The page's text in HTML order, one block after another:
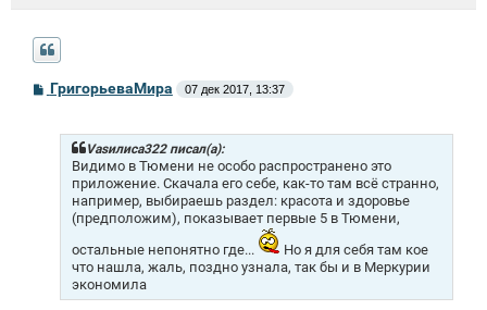
СГригорьеваМира 07 дек 2017, 13:37
Vasилиса322 писал(а):
Видимо в Тюмени не особо распространено это
приложение. Скачала его себе, как-то там всё странно,
например, выбираешь раздел: красота и здоровье
(предположим), показывает первые 5 в Тюмени,
остальные непонятно где...
Но я для себя там кое
что нашла, жаль, поздно узнала, так бы и в Меркурии
экономила